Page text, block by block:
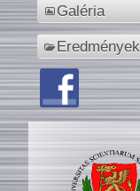
Galéria
Eredmények